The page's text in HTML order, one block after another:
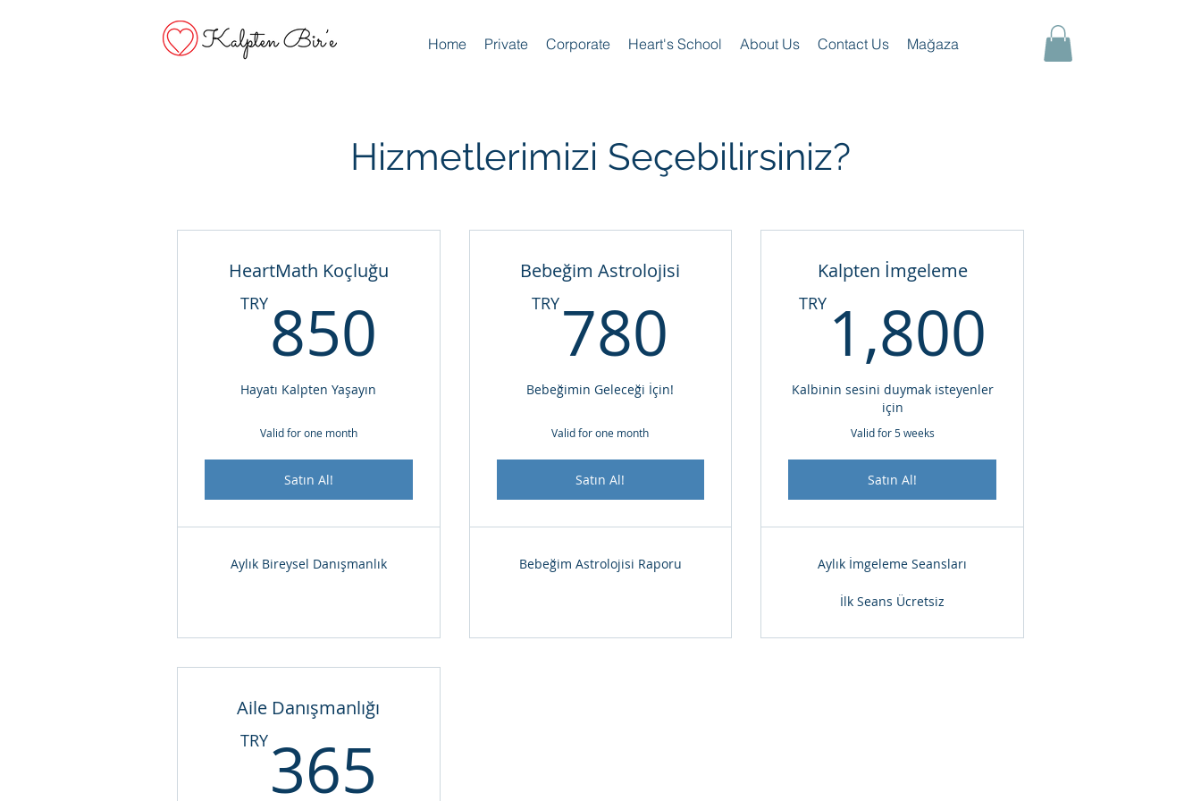
Home Private Corporate Heart's School About Us Contact Us Mağaza
Hizmetlerimizi Seçebilirsiniz?
HeartMath Koçluğu
TRY 850 850TRY
Hayatı Kalpten Yaşayın
Valid for one month
Satın Al!
Aylık Bireysel Danışmanlık
Bebeğim Astrolojisi
TRY 780 780TRY
Bebeğimin Geleceği İçin!
Valid for one month
Satın Al!
Bebeğim Astrolojisi Raporu
Kalpten İmgeleme
TRY 1,800
Kalbinin sesini duymak isteyenler
için
Valid for 5 weeks
Satın Al!
Aylık İmgeleme Seansları
İlk Seans Ücretsiz
Aile Danışmanlığı
TRY 365